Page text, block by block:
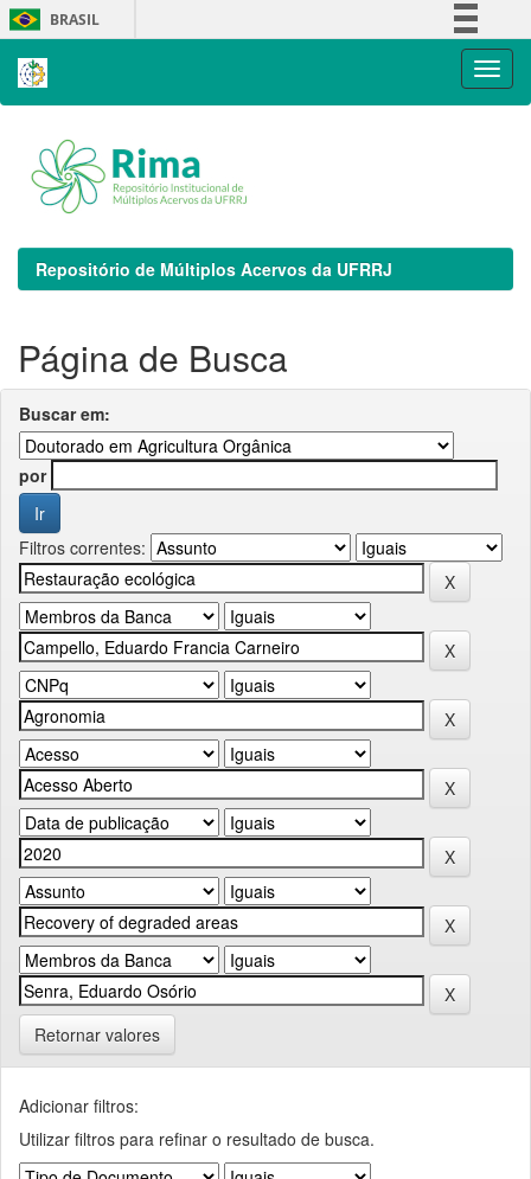
Skip
navigation
BRASIL
Repositório de Múltiplos Acervos da UFRRJ
Página de Busca
Buscar em:
por
Filtros correntes:
Retornar valores
Adicionar filtros:
Utilizar filtros para refinar o resultado de busca.